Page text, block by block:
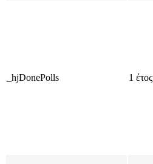
_hjDonePolls 1 έτος